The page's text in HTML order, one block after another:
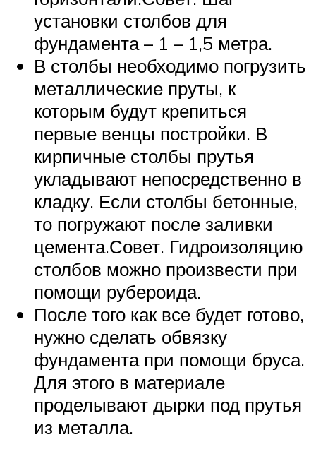
установки столбов для
фундамента – 1 – 1,5 метра.
В столбы необходимо погрузить
металлические пруты, к
которым будут крепиться
первые венцы постройки. В
кирпичные столбы прутья
укладывают непосредственно в
кладку. Если столбы бетонные,
то погружают после заливки
цемента.Совет. Гидроизоляцию
столбов можно произвести при
помощи рубероида.
После того как все будет готово,
нужно сделать обвязку
фундамента при помощи бруса.
Для этого в материале
проделывают дырки под прутья
из металла.